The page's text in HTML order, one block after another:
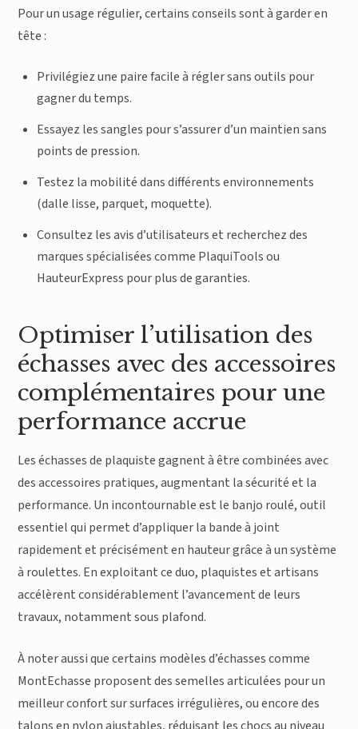
Pour un usage régulier, certains conseils sont à garder en
tête :
Privilégiez une paire facile à régler sans outils pour
gagner du temps.
Essayez les sangles pour s’assurer d’un maintien sans
points de pression.
Testez la mobilité dans différents environnements
(dalle lisse, parquet, moquette).
Consultez les avis d’utilisateurs et recherchez des
marques spécialisées comme PlaquiTools ou
HauteurExpress pour plus de garanties.
Optimiser l’utilisation des
échasses avec des accessoires
complémentaires pour une
performance accrue
Les échasses de plaquiste gagnent à être combinées avec
des accessoires pratiques, augmentant la sécurité et la
performance. Un incontournable est le banjo roulé, outil
essentiel qui permet d’appliquer la bande à joint
rapidement et précisément en hauteur grâce à un système
à roulettes. En exploitant ce duo, plaquistes et artisans
accélèrent considérablement l’avancement de leurs
travaux, notamment sous plafond.
À noter aussi que certains modèles d’échasses comme
MontEchasse proposent des semelles articulées pour un
meilleur confort sur surfaces irrégulières, ou encore des